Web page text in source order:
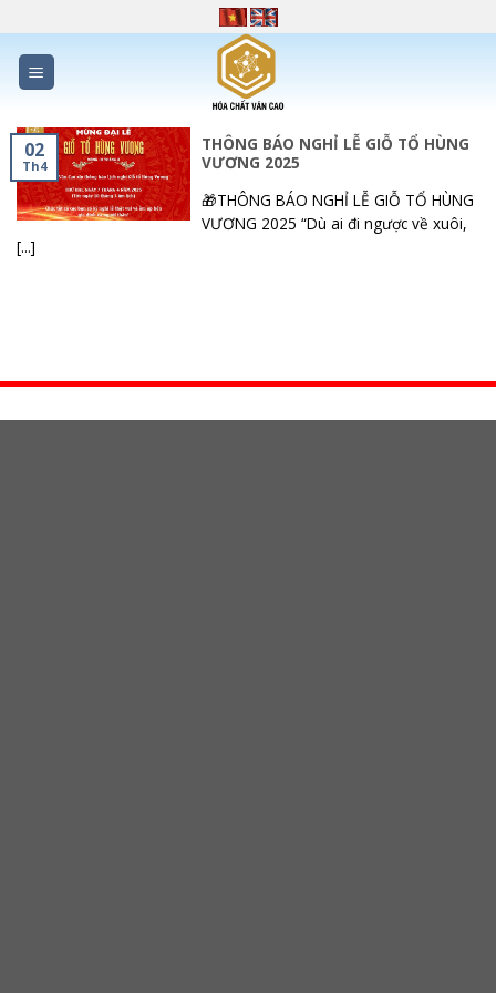
to
content
THÔNG BÁO NGHỈ LỄ GIỖ TỔ HÙNG
VƯƠNG 2025
🎁THÔNG BÁO NGHỈ LỄ GIỖ TỔ HÙNG
VƯƠNG 2025 “Dù ai đi ngược về xuôi,
[...]
02
Th4